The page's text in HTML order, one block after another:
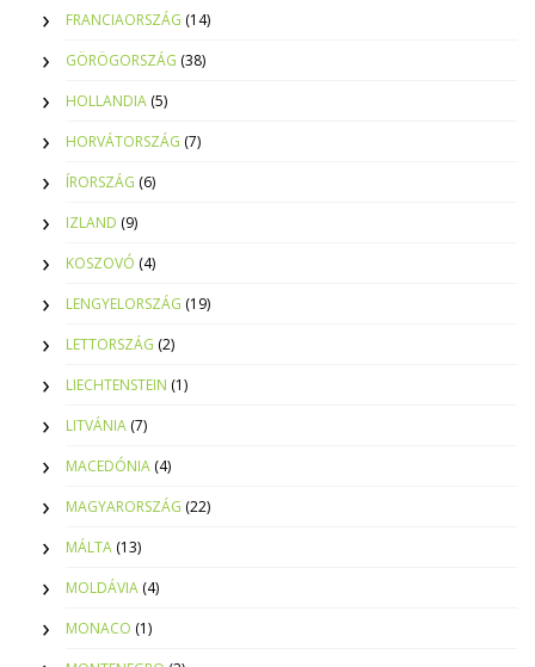
FRANCIAORSZÁG (14)
GÖRÖGORSZÁG (38)
HOLLANDIA (5)
HORVÁTORSZÁG (7)
ÍRORSZÁG (6)
IZLAND (9)
KOSZOVÓ (4)
LENGYELORSZÁG (19)
LETTORSZÁG (2)
LIECHTENSTEIN (1)
LITVÁNIA (7)
MACEDÓNIA (4)
MAGYARORSZÁG (22)
MÁLTA (13)
MOLDÁVIA (4)
MONACO (1)